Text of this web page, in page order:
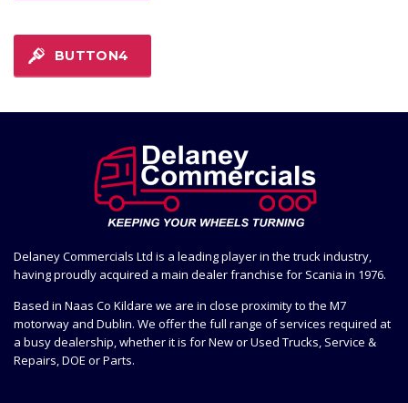
BUTTON4
Delaney Commercials Ltd is a leading player in the truck industry,
having proudly acquired a main dealer franchise for Scania in 1976.
Based in Naas Co Kildare we are in close proximity to the M7
motorway and Dublin. We offer the full range of services required at
a busy dealership, whether it is for New or Used Trucks, Service &
Repairs, DOE or Parts.